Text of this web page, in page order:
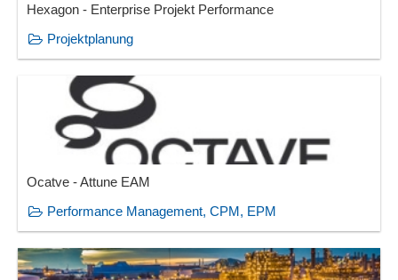
Hexagon - Enterprise Projekt Performance
Projektplanung
Ocatve - Attune EAM
Performance Management, CPM, EPM